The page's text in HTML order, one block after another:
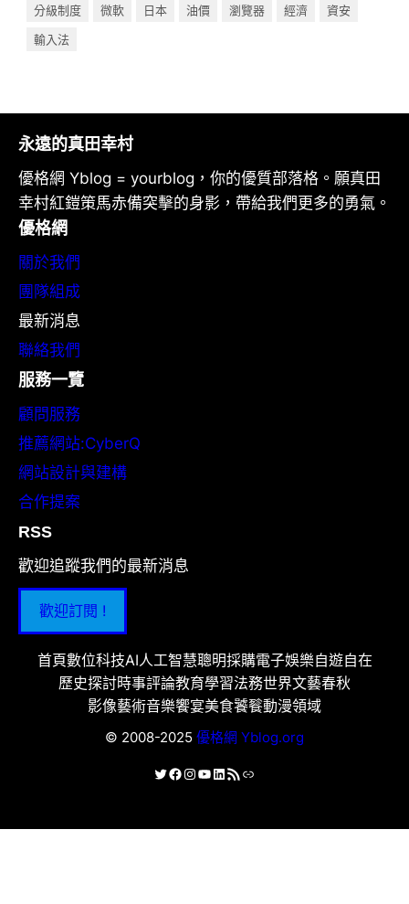
分級制度
微軟 日本 油價 瀏覽器 經濟
資安
輸入法
永遠的真田幸村
優格網 Yblog = yourblog，你的優質部落格。願真田
幸村紅鎧策馬赤備突擊的身影，帶給我們更多的勇氣。
優格網
關於我們
團隊組成
最新消息
聯絡我們
服務一覽
顧問服務
推薦網站:CyberQ
網站設計與建構
合作提案
RSS
歡迎追蹤我們的最新消息
歡迎訂閱 !
首頁數位科技AI人工智慧聰明採購電子娛樂自遊自在
歷史探討時事評論教育學習法務世界文藝春秋
影像藝術音樂饗宴美食饕餮動漫領域
© 2008-2025 優格網 Yblog.org
X Facebook
Instagram
YouTube
LinkedIn
RSS 資訊提供連結